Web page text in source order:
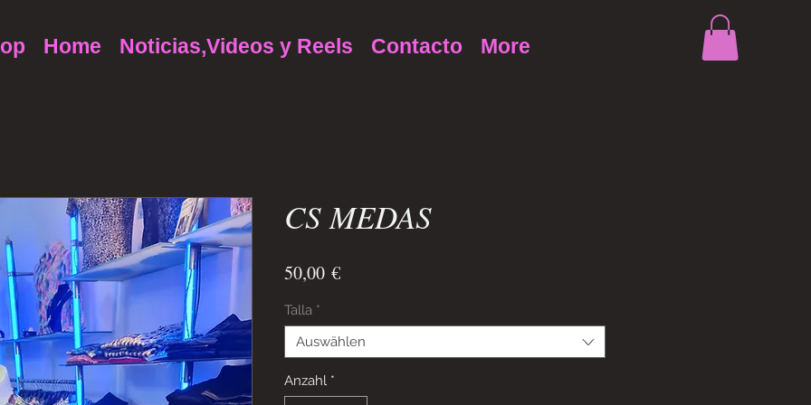
Home Noticias,Videos y Reels Contacto More
CS MEDAS
50,00 €Preis
Talla *
Auswählen
Anzahl *